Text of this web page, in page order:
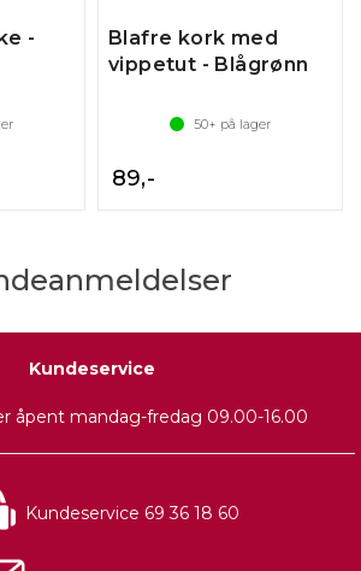
-
Blafre kork med
vippetut - Blågrønn
50+ på lager
89,-
Kundeservice
åpent mandag-fredag 09.00-16.00
Kundeservice 69 36 18 60